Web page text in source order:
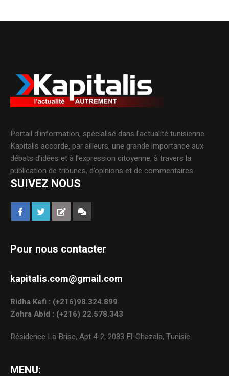
Portail d’information, spécialisé dans l’actualité tunisienne.
Kapitalis accorde, par ailleurs, une grande importance aux
débats d’idées et à l’expression citoyenne, à travers la
publication de tribunes, d’opinions et de commentaires.
SUIVEZ NOUS
Pour nous contacter
kapitalis.com@gmail.com
Ridha Kefi : (+216)98.324.899
Zohra Abid : (+216) 22.578.343
Résidence La Brise, Apt 4-2, 2083 El-Ghazala, Tunisie.
MENU: